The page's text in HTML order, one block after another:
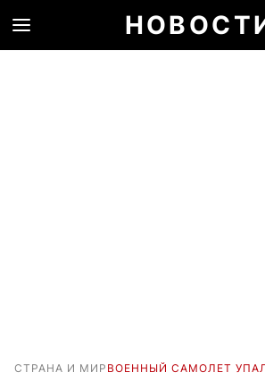
СТРАНА И МИР ВОЕННЫЙ САМОЛЕТ